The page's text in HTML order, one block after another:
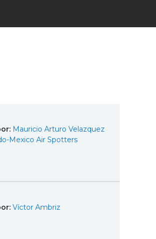
Mauricio Arturo Velazquez
Mexico Air Spotters
Víctor Ambriz